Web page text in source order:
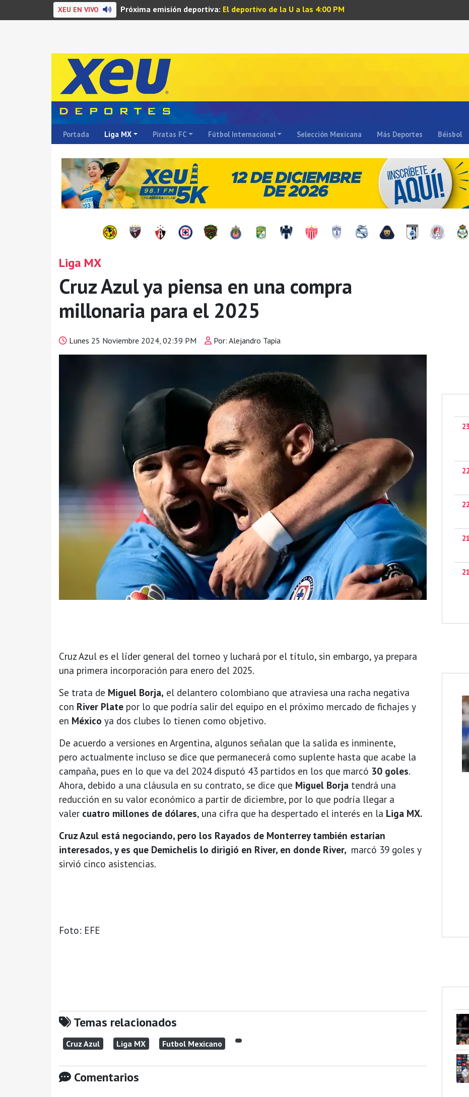
XEU EN VIVO Próxima emisión deportiva: El deportivo de la U a las 4:00 PM
Portada Liga MX Piratas FC Fútbol Internacional Selección Mexicana Más Deportes Béisbol
Liga MX
Cruz Azul ya piensa en una compra
millonaria para el 2025
Lunes 25 Noviembre 2024, 02:39 PM Por: Alejandro Tapia
Cruz Azul es el líder general del torneo y luchará por el título, sin embargo, ya prepara
una primera incorporación para enero del 2025.
Se trata de Miguel Borja, el delantero colombiano que atraviesa una racha negativa
con River Plate por lo que podría salir del equipo en el próximo mercado de fichajes y
en México ya dos clubes lo tienen como objetivo.
De acuerdo a versiones en Argentina, algunos señalan que la salida es inminente,
pero actualmente incluso se dice que permanecerá como suplente hasta que acabe la
campaña, pues en lo que va del 2024 disputó 43 partidos en los que marcó 30 goles.
Ahora, debido a una cláusula en su contrato, se dice que Miguel Borja tendrá una
reducción en su valor económico a partir de diciembre, por lo que podría llegar a
valer cuatro millones de dólares, una cifra que ha despertado el interés en la Liga MX.
Cruz Azul está negociando, pero los Rayados de Monterrey también estarían
interesados, y es que Demichelis lo dirigió en River, en donde River, marcó 39 goles y
sirvió cinco asistencias.
Foto: EFE
Temas relacionados
Cruz Azul Liga MX Futbol Mexicano
Comentarios